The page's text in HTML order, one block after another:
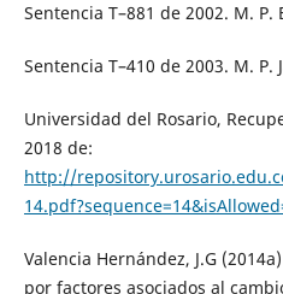
Sentencia T–881 de 2002. M.
Sentencia T–410 de 2003. M. P.
Universidad del Rosario,
2018 de:
http://
Valencia Hernández, J.G
por factores asociados al